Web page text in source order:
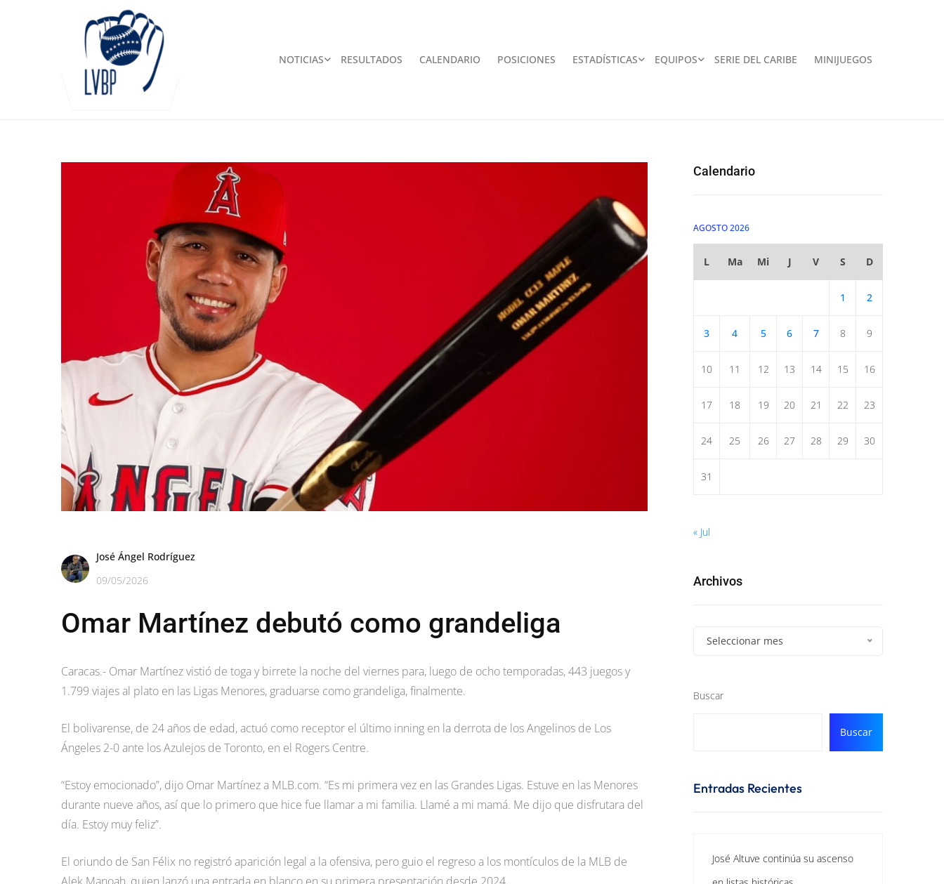
NOTICIAS RESULTADOS CALENDARIO POSICIONES ESTADÍSTICAS EQUIPOS SERIE DEL CARIBE MINIJUEGOS
José Ángel Rodríguez
09/05/2026
Omar Martínez debutó como grandeliga
Caracas.- Omar Martínez vistió de toga y birrete la noche del viernes para, luego de ocho temporadas, 443 juegos y
1.799 viajes al plato en las Ligas Menores, graduarse como grandeliga, finalmente.
El bolivarense, de 24 años de edad, actuó como receptor el último inning en la derrota de los Angelinos de Los
Ángeles 2-0 ante los Azulejos de Toronto, en el Rogers Centre.
“Estoy emocionado”, dijo Omar Martínez a MLB.com. “Es mi primera vez en las Grandes Ligas. Estuve en las Menores
durante nueve años, así que lo primero que hice fue llamar a mi familia. Llamé a mi mamá. Me dijo que disfrutara del
día. Estoy muy feliz”.
El oriundo de San Félix no registró aparición legal a la ofensiva, pero guio el regreso a los montículos de la MLB de
Calendario
AGOSTO 2026
L Ma Mi J V S D
1 2
3 4 5 6 7 8 9
10 11 12 13 14 15 16
17 18 19 20 21 22 23
24 25 26 27 28 29 30
31
« Jul
Archivos
Seleccionar mes
Buscar
Buscar
Entradas Recientes
José Altuve continúa su ascenso